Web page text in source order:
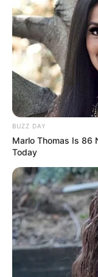
Decor Fácil
BUZZ DAY
Marlo Thomas Is 86
Today